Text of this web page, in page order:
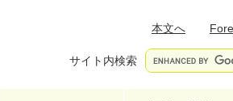
本文へ
サイト内検索